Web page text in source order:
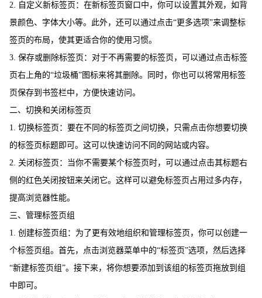
2. 自定义新标签页：在新标签页窗口中，你可以设置其外观，如背
景颜色、字体大小等。此外，还可以通过点击“更多选项”来调整标
签页的布局，使其更适合你的使用习惯。
3. 保存或删除标签页：对于不再需要的标签页，可以通过点击标签
页右上角的“垃圾桶”图标来将其删除。同时，你也可以将常用标签
页保存到书签栏中，方便快速访问。
二、切换和关闭标签页
1. 切换标签页：要在不同的标签页之间切换，只需点击你想要切换
的标签页标题即可。这可以快速访问不同的网站或内容。
2. 关闭标签页：当你不需要某个标签页时，可以通过点击其标题右
侧的红色关闭按钮来关闭它。这样可以避免标签页占用过多内存，
提高浏览器性能。
三、管理标签页组
1. 创建标签页组：为了更有效地组织和管理标签页，你可以创建一
个标签页组。首先，点击浏览器菜单中的“标签页”选项，然后选择
“新建标签页组”。接下来，将你想要添加到该组的标签页拖放到组
中即可。